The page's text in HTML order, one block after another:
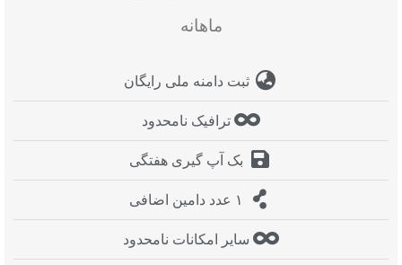
ماهانه
ثبت دامنه ملی رایگان
ترافیک نامحدود
بک آپ گیری هفتگی
۱ عدد دامین اضافی
سایر امکانات نامحدود